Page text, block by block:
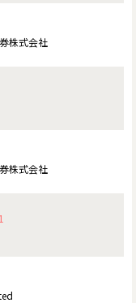
株式会社
株式会社